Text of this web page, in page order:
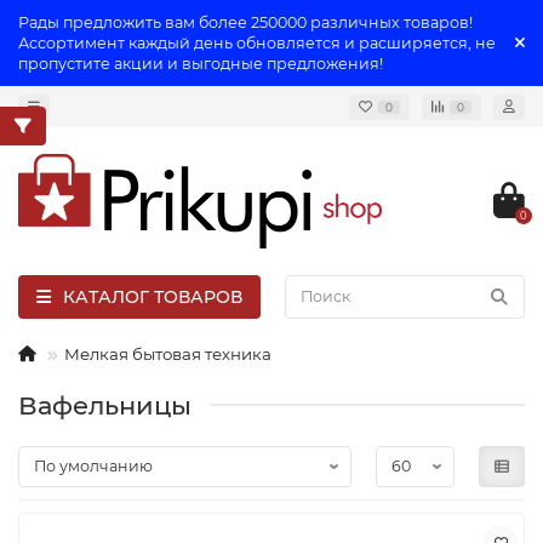
Рады предложить вам более 250000 различных товаров!
Ассортимент каждый день обновляется и расширяется, не
пропустите акции и выгодные предложения!
0 0
0
КАТАЛОГ ТОВАРОВ
Мелкая бытовая техника
Вафельницы